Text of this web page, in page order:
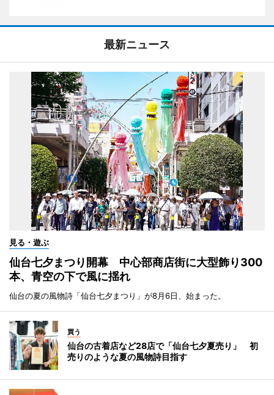
最新ニュース
見る・遊ぶ
仙台七夕まつり開幕 中心部商店街に大型飾り300
本、青空の下で風に揺れ
仙台の夏の風物詩「仙台七夕まつり」が8月6日、始まった。
買う
仙台の古着店など28店で「仙台七夕夏売り」 初
売りのような夏の風物詩目指す